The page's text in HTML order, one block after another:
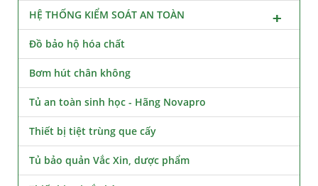
HỆ THỐNG KIỂM SOÁT AN TOÀN
Đồ bảo hộ hóa chất
Bơm hút chân không
Tủ an toàn sinh học - Hãng Novapro
Thiết bị tiệt trùng que cấy
Tủ bảo quản Vắc Xin, dược phẩm